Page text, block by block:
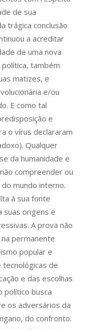
de sua
trágica conclusão
a acreditar
de uma nova
também
matizes, e
e/ou
E como tal
e
o vírus declararam
Qualquer
da humanidade e
compreender ou
mundo interno.
à sua fonte
suas origens e
A prova não
permanente
popular e
de
e das escolhas
político busca
os adversários da
do confronto.